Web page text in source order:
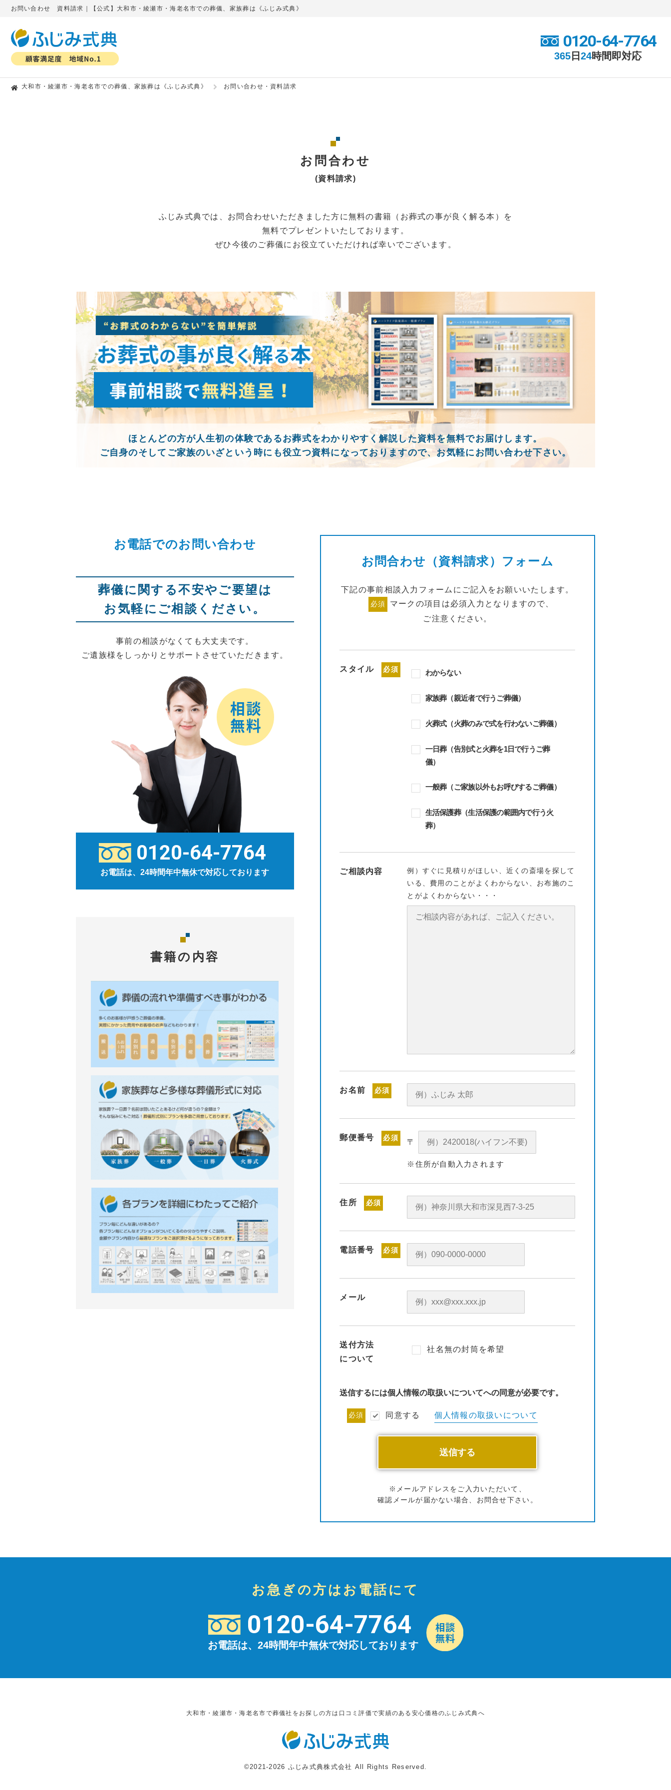
お問い合わせ 資料請求｜【公式】大和市・綾瀬市・海老名市での葬儀、家族葬は《ふじみ式典》
0120-64-7764
365 日 24時間即対応
大和市・綾瀬市・海老名市での葬儀、家族葬は《ふじみ式典》 お問い合わせ・資料請求
お問合わせ
(資料請求)
ふじみ式典では、お問合わせいただきました方に無料の書籍（お葬式の事が良く解る本）を
無料でプレゼントいたしております。
ぜひ今後のご葬儀にお役立ていただければ幸いでございます。
ほとんどの方が人生初の体験であるお葬式をわかりやすく解説した資料を無料でお届けします。
ご自身のそしてご家族のいざという時にも役立つ資料になっておりますので、お気軽にお問い合わせ下さい。
お電話でのお問い合わせ
葬儀に関する不安やご要望は
お気軽にご相談ください。
事前の相談がなくても大丈夫です。
ご遺族様をしっかりとサポートさせていただきます。
0120-64-7764
お電話は、24時間年中無休で対応しております
書籍の内容
お問合わせ（資料請求）フォーム
下記の事前相談入力フォームにご記入をお願いいたします。
必須
マークの項目は必須入力となりますので、
ご注意ください。
スタイル 必須 わからない
家族葬（親近者で行うご葬儀）
火葬式（火葬のみで式を行わないご葬儀）
一日葬（告別式と火葬を1日で行うご葬
儀）
一般葬（ご家族以外もお呼びするご葬儀）
生活保護葬（生活保護の範囲内で行う火
葬）
ご相談内容
例）すぐに見積りがほしい、近くの斎場を探して
いる、費用のことがよくわからない、お布施のこ
とがよくわからない・・・
お名前 必須
郵便番号 必須 〒
※住所が自動入力されます
住所 必須
電話番号 必須
メール
送付方法
について
社名無の封筒を希望
送信するには個人情報の取扱いについてへの同意が必要です。
必須 同意する 個人情報の取扱いについて
※メールアドレスをご入力いただいて、
確認メールが届かない場合、お問合せ下さい。
お急ぎの方はお電話にて
0120-64-7764
お電話は、24時間年中無休で対応しております
大和市・綾瀬市・海老名市で葬儀社をお探しの方は口コミ評価で実績のある安心価格のふじみ式典へ
©2021-2026 ふじみ式典株式会社 All Rights Reserved.